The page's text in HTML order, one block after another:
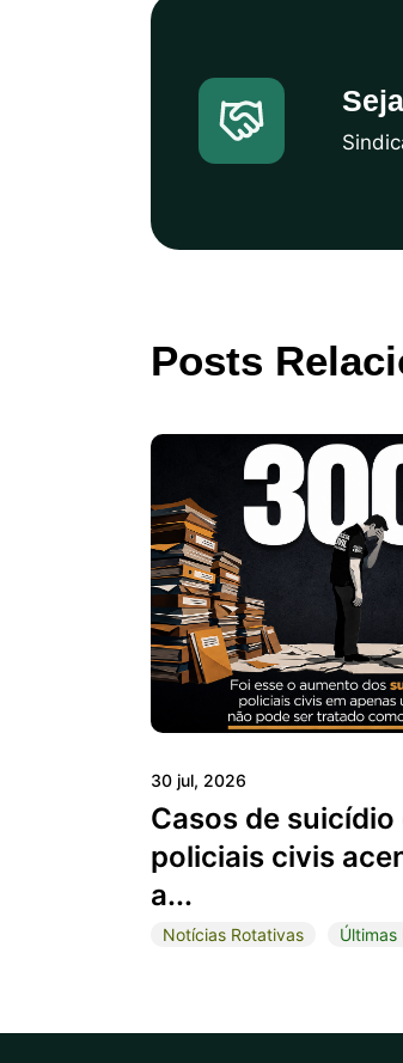
Posts
30 jul, 2026
Casos de
policiais civis
a...
Notícias Rotativas Últimas